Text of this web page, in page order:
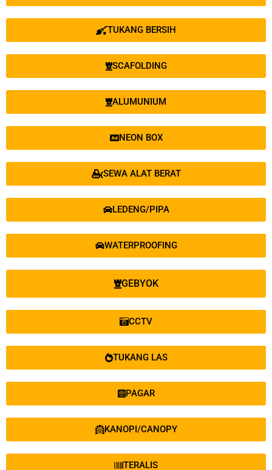
TUKANG BERSIH
SCAFOLDING
ALUMUNIUM
NEON BOX
SEWA ALAT BERAT
LEDENG/PIPA
WATERPROOFING
GEBYOK
CCTV
TUKANG LAS
PAGAR
KANOPI/CANOPY
TERALIS